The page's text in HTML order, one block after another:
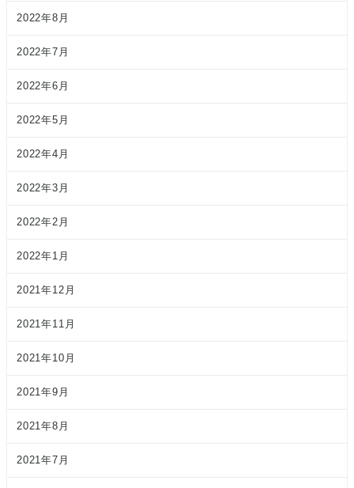
2022年8月
2022年7月
2022年6月
2022年5月
2022年4月
2022年3月
2022年2月
2022年1月
2021年12月
2021年11月
2021年10月
2021年9月
2021年8月
2021年7月